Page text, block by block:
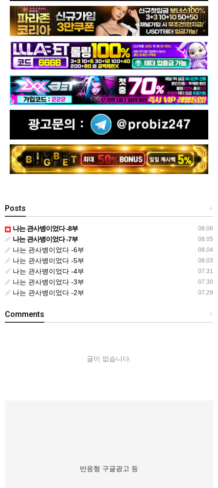
+
Posts
08.06
나는 관사병이었다 -8부
08.05
나는 관사병이었다 -7부
08.04
나는 관사병이었다 -6부
08.03
나는 관사병이었다 -5부
07.31
나는 관사병이었다 -4부
07.30
나는 관사병이었다 -3부
07.29
나는 관사병이었다 -2부
+
Comments
글이 없습니다.
반응형 구글광고 등